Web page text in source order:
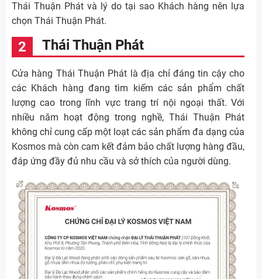
Thái Thuận Phát và lý do tại sao Khách hàng nên lựa
chọn Thái Thuận Phát.
Thái Thuận Phát
Cửa hàng Thái Thuận Phát là địa chỉ đáng tin cậy cho
các Khách hàng đang tìm kiếm các sản phẩm chất
lượng cao trong lĩnh vực trang trí nội ngoại thất. Với
nhiều năm hoạt động trong nghề, Thái Thuận Phát
không chỉ cung cấp một loạt các sản phẩm đa dạng của
Kosmos mà còn cam kết đảm bảo chất lượng hàng đầu,
đáp ứng đầy đủ nhu cầu và sở thích của người dùng.